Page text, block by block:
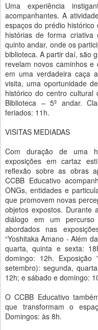
Uma experiência
acompanhantes. A
espaços do prédio
histórias de forma
quinto andar, onde os
biblioteca. A partir daí, são
revelam novos caminhos e
em uma verdadeira caça
visita, uma oportunidade
histórico do centro
Biblioteca – 5º andar.
feriados: 11h.
VISITAS MEDIADAS
Com duração de uma
exposições em cartaz
reflexão sobre as obras
CCBB Educativo
ONGs, entidades e
que promovem novas
objetos expostos. Durante
diálogo em um
abordados nas
“Yoshitaka Amano - Além
quarta, quinta e sexta:
domingo: 12h.
setembro): segunda,
12h; e sábado e domingo:
O CCBB Educativo
que transformam o
Domingos: às 8h.